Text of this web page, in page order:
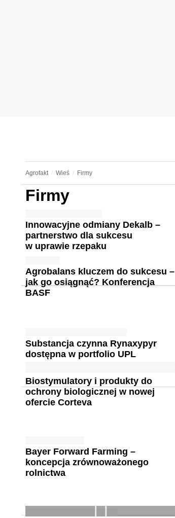
Agrofakt Wieś Firmy
Firmy
Innowacyjne odmiany Dekalb –
partnerstwo dla sukcesu
w uprawie rzepaku
Agrobalans kluczem do sukcesu –
jak go osiągnąć? Konferencja
BASF
Substancja czynna Rynaxypyr
dostępna w portfolio UPL
Biostymulatory i produkty do
ochrony biologicznej w nowej
ofercie Corteva
Bayer Forward Farming –
koncepcja zrównoważonego
rolnictwa